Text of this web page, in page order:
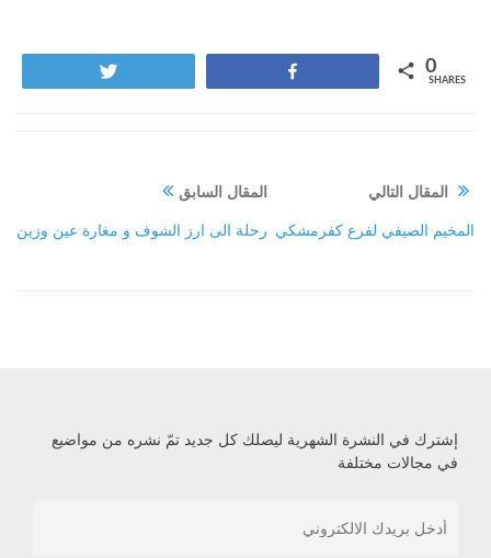
0
SHARES
المقال السابق
رحلة الى ارز الشوف و مغارة عين وزين
المقال التالي
المخيم الصيفي لفرع كفرمشكي
إشترك في النشرة الشهرية ليصلك كل جديد تمّ نشره من مواضيع
في مجالات مختلفة